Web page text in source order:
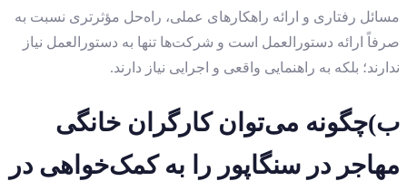
مسائل رفتاری و ارائه راهکارهای عملی، راه‌حل مؤثرتری نسبت به
صرفاً ارائه دستورالعمل است و شرکت‌ها تنها به دستورالعمل نیاز
ندارند؛ بلکه به راهنمایی واقعی و اجرایی نیاز دارند.
ب)چگونه می‌توان کارگران خانگی
مهاجر در سنگاپور را به کمک‌خواهی در